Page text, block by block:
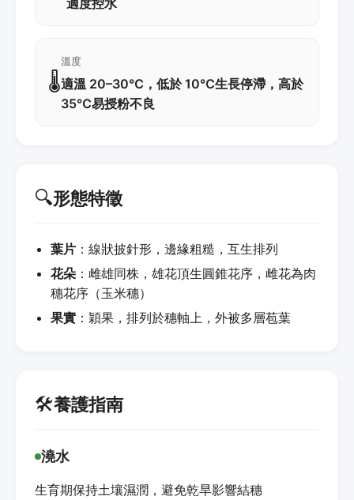
🌡️
溫度
適溫 20–30℃，低於 10℃生長停滯，高於
35℃易授粉不良
🔍形態特徵
葉片 ：線狀披針形，邊緣粗糙，互生排列
花朵 ：雌雄同株，雄花頂生圓錐花序，雌花為肉
穗花序（玉米穗）
果實 ：穎果，排列於穗軸上，外被多層苞葉
🛠️養護指南
澆水
生育期保持土壤濕潤，避免乾旱影響結穗